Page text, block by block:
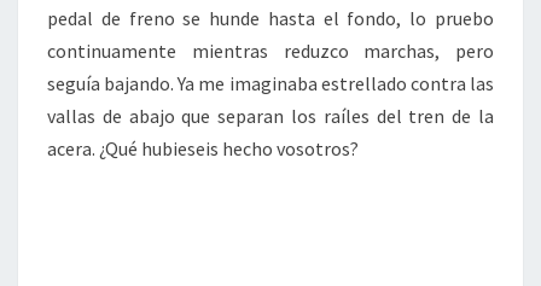
pedal de freno se hunde hasta el fondo, lo pruebo
continuamente mientras reduzco marchas, pero
seguía bajando. Ya me imaginaba estrellado contra las
vallas de abajo que separan los raíles del tren de la
acera. ¿Qué hubieseis hecho vosotros?